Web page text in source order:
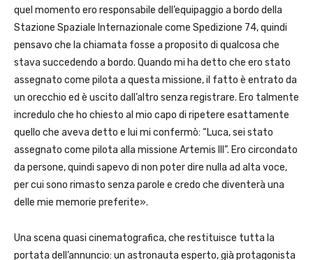
quel momento ero responsabile dell’equipaggio a bordo della
Stazione Spaziale Internazionale come Spedizione 74, quindi
pensavo che la chiamata fosse a proposito di qualcosa che
stava succedendo a bordo. Quando mi ha detto che ero stato
assegnato come pilota a questa missione, il fatto è entrato da
un orecchio ed è uscito dall’altro senza registrare. Ero talmente
incredulo che ho chiesto al mio capo di ripetere esattamente
quello che aveva detto e lui mi confermò: “Luca, sei stato
assegnato come pilota alla missione Artemis III”. Ero circondato
da persone, quindi sapevo di non poter dire nulla ad alta voce,
per cui sono rimasto senza parole e credo che diventerà una
delle mie memorie preferite».
Una scena quasi cinematografica, che restituisce tutta la
portata dell’annuncio: un astronauta esperto, già protagonista